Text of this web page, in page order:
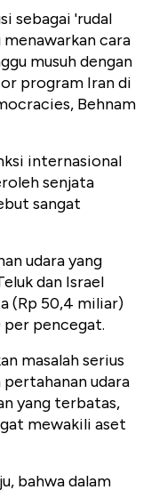
sebagai 'rudal
cara
musuh dengan
program Iran di
Behnam
internasional
senjata
sangat
udara yang
dan Israel
(Rp 50,4 miliar)
per pencegat.
masalah serius
udara
yang terbatas,
mewakili aset
bahwa dalam